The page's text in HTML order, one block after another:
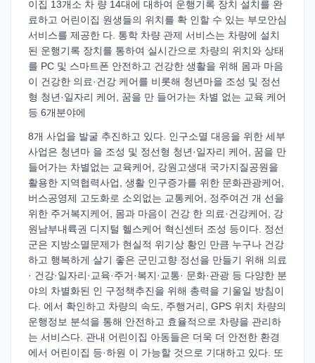
이집 13개소 차 량 14대에 대하여 운행기록 장치 설치를 완
료하고 어린이집 원생들의 위치를 확 인할 수 있는 부모안심
서비스를 제공한 다. 통학 차량 관제 서비스는 차량에 설치
된 운행기록 장치를 통하여 실시간으로 차량의 위치와 상태
를 PC 및 스마트폰 안전하고 건강한 생활을 위해 몸과 마음
이 건강한 의료·건강 케어를 비롯해 청년마을 조성 및 정선
형 청년·일자리 케어, 꿈을 만 들어가는 차별 없는 교육 케어
등 6개분야에
8개 사업을 발굴 추진하고 있다. 인구소멸 대응을 위한 세부
사업은 청년마 을 조성 및 정선형 청년·일자리 케어, 꿈을 만
들어가는 차별없는 교육케어, 강원고생대 국가지질공원을
활용한 지역협력사업, 생활 인구증가를 위한 문화관광케어,
버스공영제 고도화로 소외없는 교통케어, 정주여건 개 선을
위한 주거복지케어, 몸과 마음이 건강 한 의료·건강케어, 강
원남부내륙권 디지털 헬스케어 혁신센터 조성 등이다. 정선
군은 지방소멸문제가 현실적 위기상 황인 만큼 누구나 건강
하고 행복하게 살기 좋은 군민고향 정선을 만들기 위해 의료
· 건강·일자리·교육·주거·복지·교통· 문화·관광 등 다양한 분
야의 차별화된 인 구정책추진을 위해 총력을 기울일 방침이
다. 에서 확인하고 차량의 속도, 주행거리, GPS 위치 차량의
운행정보 분석을 통해 안전하고 효율적으로 차량을 관리하
는 서비스다. 관내 어린이집 아동들은 더욱 더 안전한 환경
에서 어린이집 등·하원 이 가능할 것으로 기대하고 있다. 또